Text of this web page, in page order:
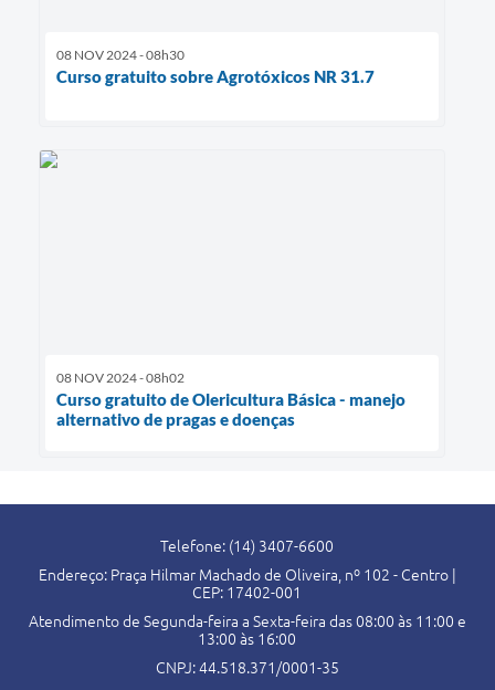
08 NOV 2024 - 08h30
Curso gratuito sobre Agrotóxicos NR 31.7
08 NOV 2024 - 08h02
Curso gratuito de Olericultura Básica - manejo
alternativo de pragas e doenças
Telefone: (14) 3407-6600
Endereço: Praça Hilmar Machado de Oliveira, nº 102 - Centro |
CEP: 17402-001
Atendimento de Segunda-feira a Sexta-feira das 08:00 às 11:00 e
13:00 às 16:00
CNPJ: 44.518.371/0001-35